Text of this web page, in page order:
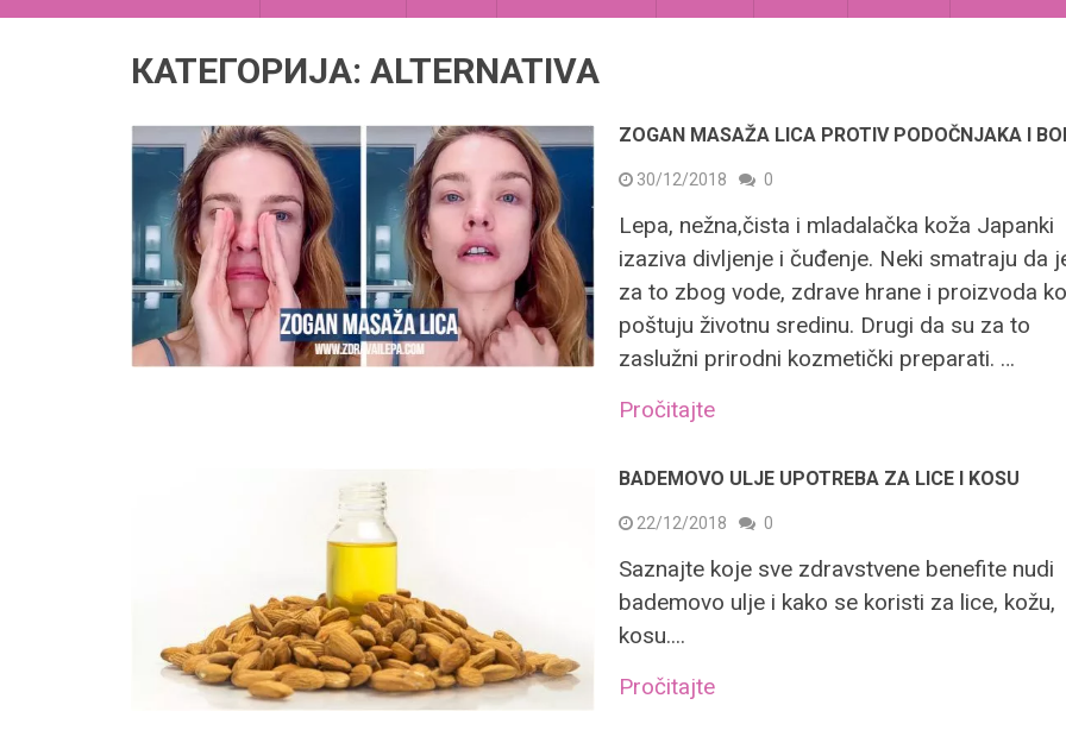
КАТЕГОРИЈА: ALTERNATIVA
ZOGAN MASAŽA LICA PROTIV PODOČNJAKA I
30/12/2018 0
Lepa, nežna,čista i mladalačka koža Japanki
izaziva divljenje i čuđenje. Neki smatraju da
za to zbog vode, zdrave hrane i proizvoda
poštuju životnu sredinu. Drugi da su za to
zaslužni prirodni kozmetički preparati. …
Pročitajte
BADEMOVO ULJE UPOTREBA ZA LICE I KOSU
22/12/2018 0
Saznajte koje sve zdravstvene benefite nudi
bademovo ulje i kako se koristi za lice, kožu,
kosu....
Pročitajte